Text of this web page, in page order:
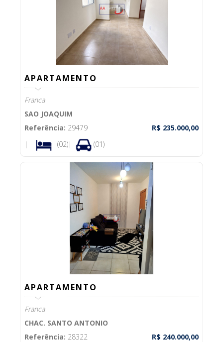
APARTAMENTO
Franca
SAO JOAQUIM
Referência: 29479
R$ 235.000,00
|
(02)| (01)
APARTAMENTO
Franca
CHAC. SANTO ANTONIO
Referência: 28322
R$ 240.000,00